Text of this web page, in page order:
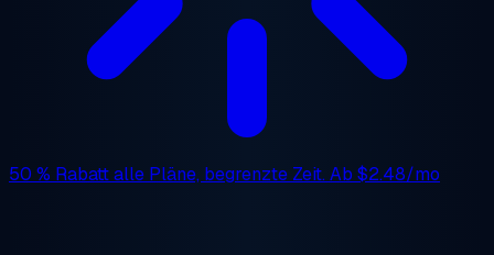
50 % Rabattalle Pläne, begrenzte Zeit. Ab $2.48/mo